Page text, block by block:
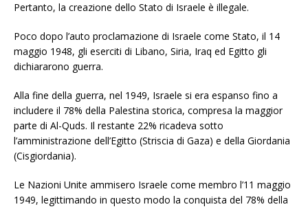
Pertanto, la creazione dello Stato di Israele è illegale.
Poco dopo l’auto proclamazione di Israele come Stato, il 14
maggio 1948, gli eserciti di Libano, Siria, Iraq ed Egitto gli
dichiararono guerra.
Alla fine della guerra, nel 1949, Israele si era espanso fino a
includere il 78% della Palestina storica, compresa la maggior
parte di Al-Quds. Il restante 22% ricadeva sotto
l’amministrazione dell’Egitto (Striscia di Gaza) e della Giordania
(Cisgiordania).
Le Nazioni Unite ammisero Israele come membro l’11 maggio
1949, legittimando in questo modo la conquista del 78% della